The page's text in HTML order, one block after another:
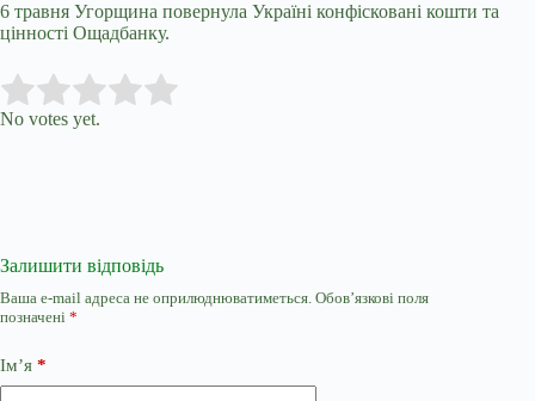
6 травня Угорщина повернула Україні конфісковані кошти та
цінності Ощадбанку.
Rate this item:
No votes yet.
Залишити відповідь
Ваша e-mail адреса не оприлюднюватиметься. Обов’язкові поля
позначені *
Ім’я *